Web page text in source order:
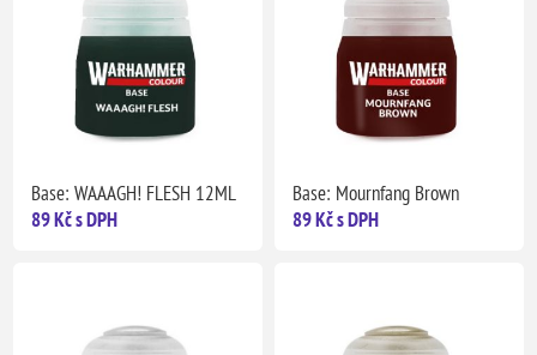
Base: WAAAGH! FLESH 12ML
89 Kč s DPH
Base: Mournfang Brown
89 Kč s DPH